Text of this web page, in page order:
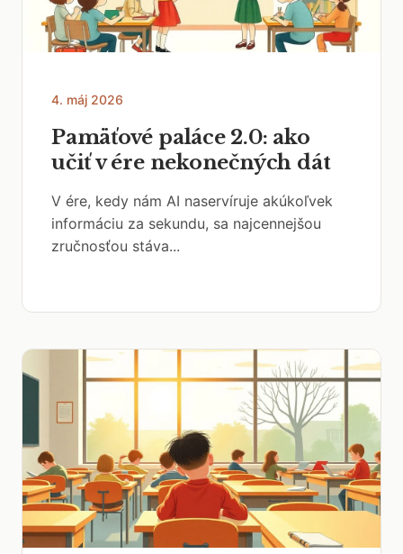
4. máj 2026
Pamäťové paláce 2.0: ako
učiť v ére nekonečných dát
V ére, kedy nám AI naservíruje akúkoľvek
informáciu za sekundu, sa najcennejšou
zručnosťou stáva...